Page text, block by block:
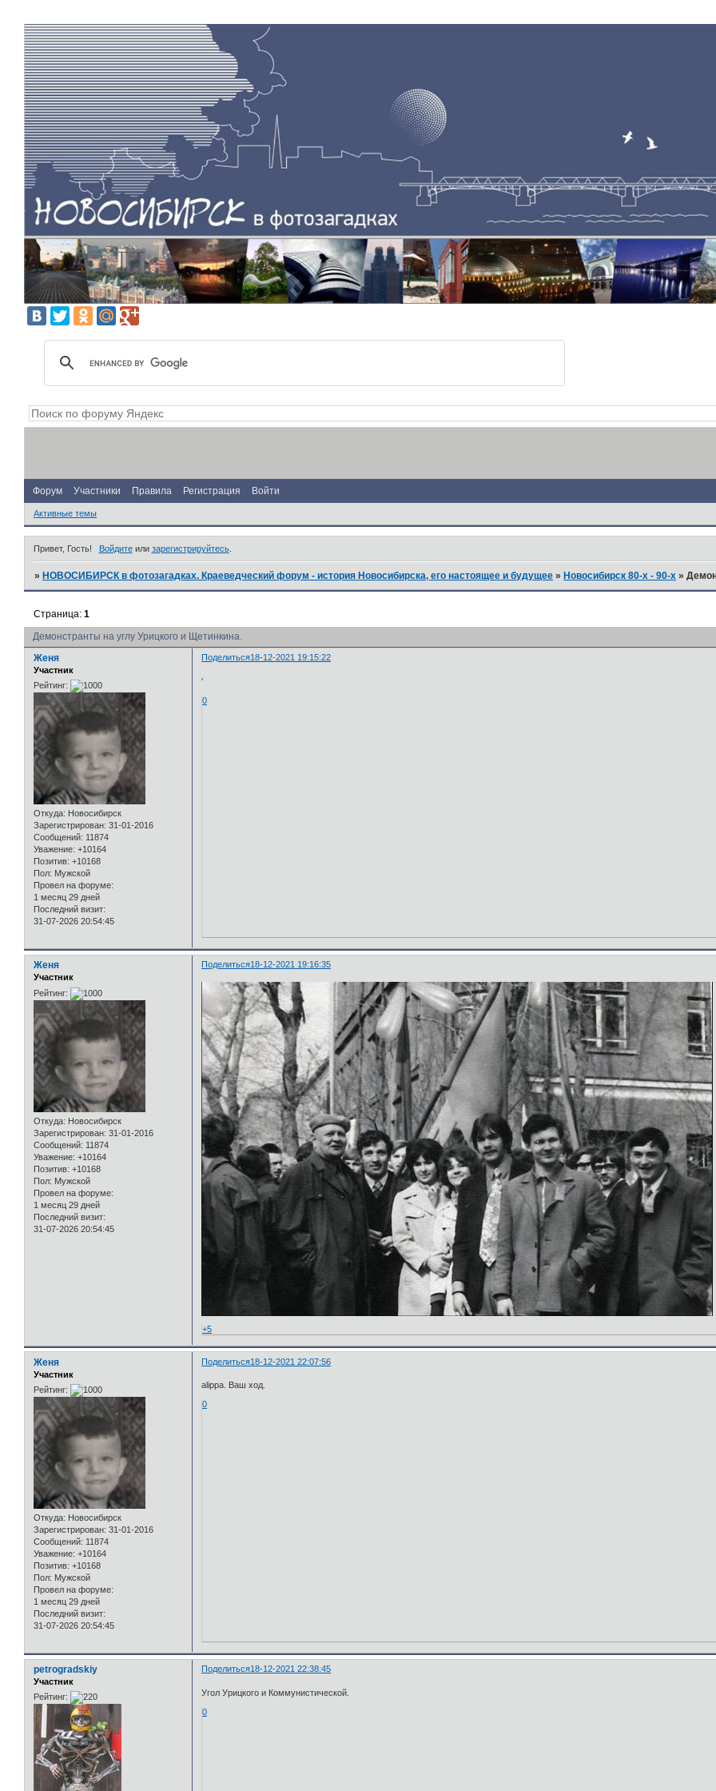
Форум Участники Правила Регистрация Войти
Активные темы
Привет, Гость! Войдитеили зарегистрируйтесь.
»НОВОСИБИРСК в фотозагадках. Краеведческий форум - история Новосибирска, его настоящее и будущее »Новосибирск 80-х - 90-х »
Демонстранты на углу Урицкого и Щетинкина.
Страница:1
Поделиться18-12-2021 19:15:22
Женя
Участник
Рейтинг:
Откуда: Новосибирск
Зарегистрирован: 31-01-2016
Сообщений: 11874
Уважение: +10164
Позитив: +10168
Пол: Мужской
Провел на форуме:
1 месяц 29 дней
Последний визит:
31-07-2026 20:54:45
'
0
Поделиться18-12-2021 19:16:35
Женя
Участник
Рейтинг:
Откуда: Новосибирск
Зарегистрирован: 31-01-2016
Сообщений: 11874
Уважение: +10164
Позитив: +10168
Пол: Мужской
Провел на форуме:
1 месяц 29 дней
Последний визит:
31-07-2026 20:54:45
+5
Поделиться18-12-2021 22:07:56
Женя
Участник
Рейтинг:
Откуда: Новосибирск
Зарегистрирован: 31-01-2016
Сообщений: 11874
Уважение: +10164
Позитив: +10168
Пол: Мужской
Провел на форуме:
1 месяц 29 дней
Последний визит:
31-07-2026 20:54:45
alippa. Ваш ход.
0
Поделиться18-12-2021 22:38:45
petrogradskiy
Участник
Рейтинг:
Угол Урицкого и Коммунистической.
0